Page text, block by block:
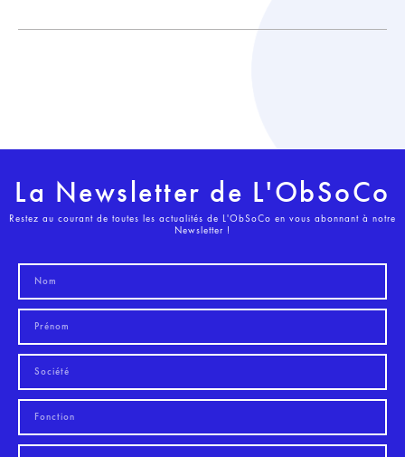
La Newsletter de L'ObSoCo
Restez au courant de toutes les actualités de L'ObSoCo en vous abonnant à notre
Newsletter !